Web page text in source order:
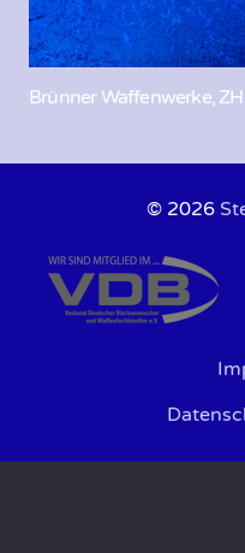
Brünner Waffenwerke,
© 2026